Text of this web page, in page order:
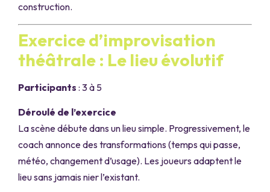
construction.
Exercice d’improvisation
théâtrale : Le lieu évolutif
Participants : 3 à 5
Déroulé de l’exercice
La scène débute dans un lieu simple. Progressivement, le
coach annonce des transformations (temps qui passe,
météo, changement d’usage). Les joueurs adaptent le
lieu sans jamais nier l’existant.